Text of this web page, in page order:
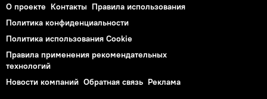
О проекте Контакты Правила использования
Политика конфиденциальности
Политика использования Cookie
Правила применения рекомендательных
технологий
Новости компаний Обратная связь Реклама